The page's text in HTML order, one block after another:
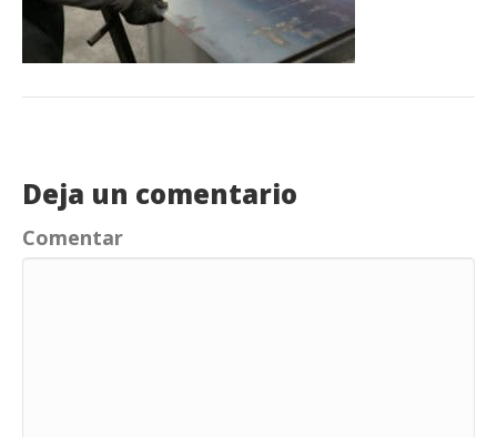
Deja un comentario
Comentar